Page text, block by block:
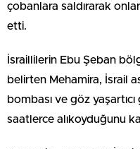
çobanlara saldırarak
etti.
İsraillilerin Ebu Şeban
belirten Mehamira, İsrail
bombası ve göz yaşartıcı
saatlerce alıkoyduğunu